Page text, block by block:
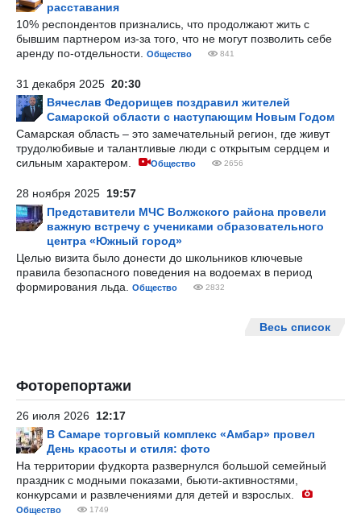
расставания
10% респондентов признались, что продолжают жить с
бывшим партнером из-за того, что не могут позволить себе
аренду по-отдельности.
Общество 841
31 декабря 2025 20:30
Вячеслав Федорищев поздравил жителей
Самарской области с наступающим Новым Годом
Самарская область – это замечательный регион, где живут
трудолюбивые и талантливые люди с открытым сердцем и
сильным характером.
Общество 2656
28 ноября 2025 19:57
Представители МЧС Волжского района провели
важную встречу с учениками образовательного
центра «Южный город»
Целью визита было донести до школьников ключевые
правила безопасного поведения на водоемах в период
формирования льда.
Общество 2832
Весь список
Фоторепортажи
26 июля 2026 12:17
В Самаре торговый комплекс «Амбар» провел
День красоты и стиля: фото
На территории фудкорта развернулся большой семейный
праздник с модными показами, бьюти-активностями,
конкурсами и развлечениями для детей и взрослых.
Общество 1749